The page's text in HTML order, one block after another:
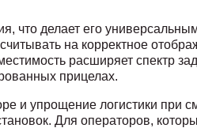
что делает его
на корректное
расширяет спектр
прицелах.
и упрощение логистики при
Для операторов,